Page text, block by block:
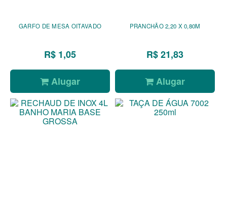
GARFO DE MESA OITAVADO
R$ 1,05
Alugar
PRANCHÃO 2,20 X 0,80M
R$ 21,83
Alugar